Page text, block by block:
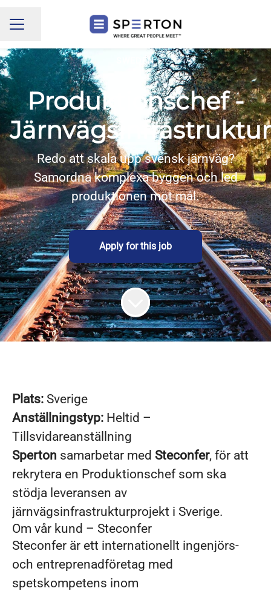
CAREER MENU
Share page
SWEDEN
Produktionschef -
Järnvägsinfrastruktur
Redo att skala upp svensk järnväg?
Samordna komplexa byggen och led
produktionen mot mål.
Apply for this job
Plats: Sverige
Anställningstyp: Heltid –
Tillsvidareanställning
Sperton samarbetar med Steconfer, för att
rekrytera en Produktionschef som ska
stödja leveransen av
järnvägsinfrastrukturprojekt i Sverige.
Om vår kund – Steconfer
Steconfer är ett internationellt ingenjörs-
och entreprenadföretag med
spetskompetens inom